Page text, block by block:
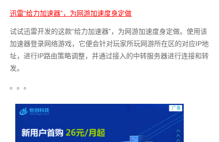
迅雷“给力加速器”，为网游加速度身定做
试试迅雷开发的这款“给力加速器”，为网游加速度身定做。使用该
加速器登录网络游戏，它便会针对玩家所玩网游所在区的对应IP地
址，进行IP路由策略调整，并通过接入的中转服务器进行连接和转
发。
。。。